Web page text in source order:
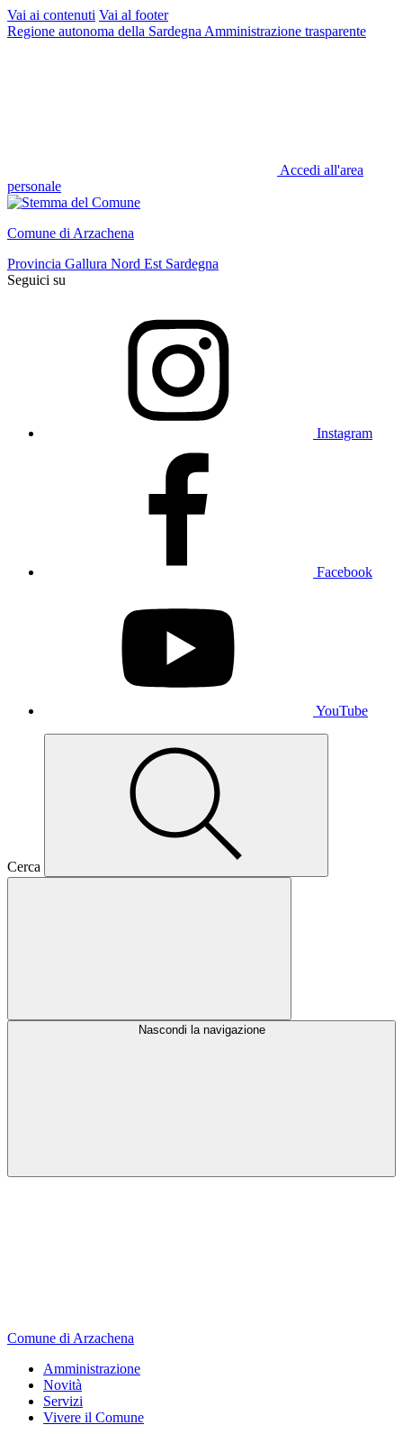
Vai ai contenuti Vai al footer
Regione autonoma della Sardegna Amministrazione trasparente
Accedi all'area
personale
Comune di Arzachena
Provincia Gallura Nord Est Sardegna
Seguici su
Instagram
Facebook
YouTube
Cerca
Nascondi la navigazione
Comune di Arzachena
Amministrazione
Novità
Servizi
Vivere il Comune